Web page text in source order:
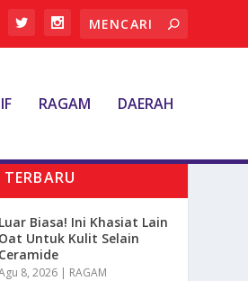
RAGAM DAERAH
Luar Biasa! Ini Khasiat Lain
Oat Untuk Kulit Selain
Ceramide
8, 2026 | RAGAM